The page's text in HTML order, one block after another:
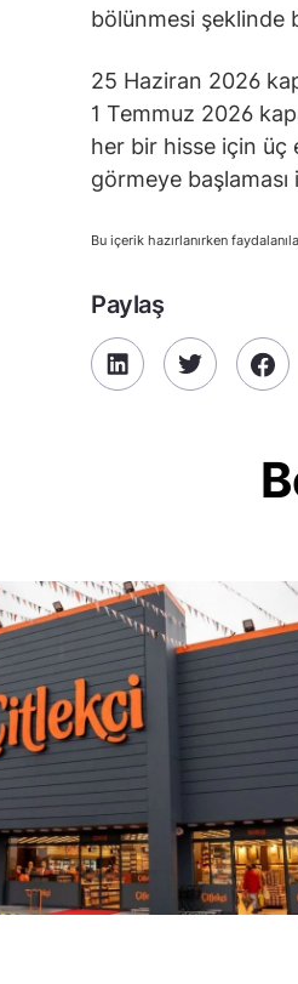
bölünmesi şeklinde
25 Haziran 2026
1 Temmuz 2026
her bir hisse için üç
görmeye
Bu içerik hazırlanırken
Paylaş